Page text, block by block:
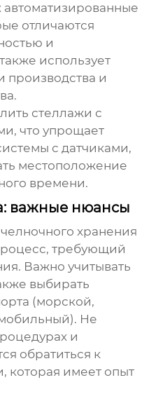
автоматизированные
отличаются
и
использует
производства и
стеллажи с
что упрощает
с датчиками,
местоположение
времени.
важные нюансы
хранения
требующий
Важно учитывать
выбирать
(морской,
Не
и
обратиться к
которая имеет опыт